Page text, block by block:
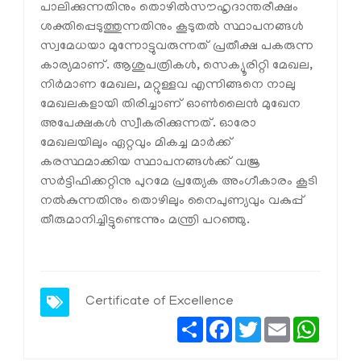
പാലിക്കുന്നതിനും തൊഴില്‍സൗഹൃദാന്തരീക്ഷം
ശക്തിപ്പെടുത്തുന്നതിനും കൂടുതല്‍ സ്ഥാപനങ്ങള്‍
സ്വമേധയാ മുന്നോട്ടുവരുന്നത് പ്രതീക്ഷ പകരുന്ന
കാര്യമാണ്. ആശുപത്രികള്‍, സെക്യൂരിറ്റി മേഖല,
നിര്‍മാണ മേഖല, മറ്റുള്ളവ എന്നിങ്ങനെ നാലു
മേഖലകളായി തിരിച്ചാണ് ഓണ്‍ലൈന്‍ മുഖേന
അപേക്ഷകള്‍ സ്വീകരിക്കുന്നത്. ഓരോ
മേഖലയിലും ഏറ്റവും മികച്ച മാര്‍ക്ക്
കരസ്ഥമാക്കിയ സ്ഥാപനങ്ങള്‍ക്ക് വജ്ര
സര്‍ട്ടിഫിക്കറ്റിനു പുറമേ പ്രത്യേക അംഗീകാരം കൂടി
നല്‍കുന്നതിനും തൊഴിലും നൈപുണ്യവും വകുപ്പ്
തീരുമാനിച്ചിട്ടുണ്ടെന്നും മന്ത്രി പറഞ്ഞു.
Certificate of Excellence
ShareFacebook
TwitterEmail